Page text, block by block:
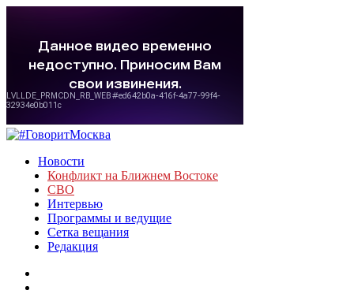
Новости
Конфликт на Ближнем Востоке
СВО
Интервью
Программы и ведущие
Сетка вещания
Редакция